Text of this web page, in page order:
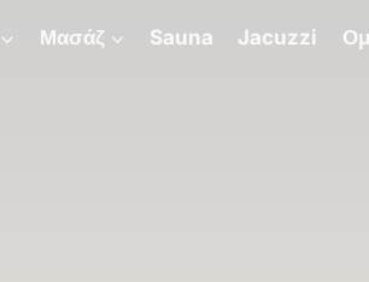
Μασάζ Sauna Jacuzzi